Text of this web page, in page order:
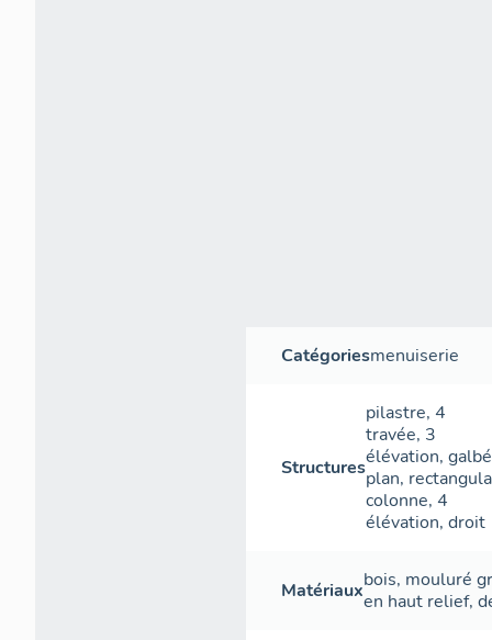
Catégoriesmenuiserie
Structures
pilastre, 4
travée, 3
élévation, galbé
plan,
colonne, 4
élévation, droit
Matériauxbois, mouluré
en haut relief,